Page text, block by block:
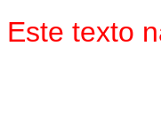
Este texto